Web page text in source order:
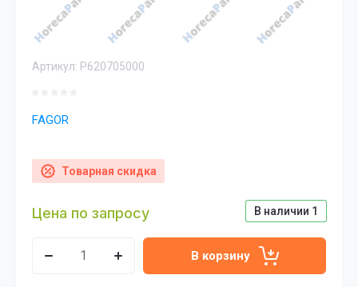
Артикул: P620705000
FAGOR
Товарная скидка
В наличии 1
Цена по запросу
В корзину